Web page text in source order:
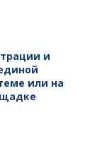
и
или на